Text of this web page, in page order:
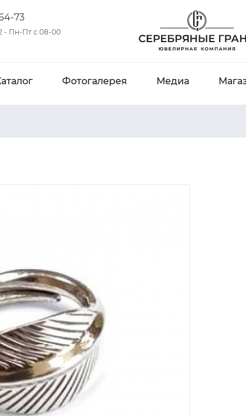
73
- Пн-Пт с 08-00
Фотогалерея Медиа